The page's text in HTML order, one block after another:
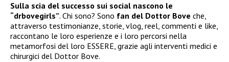
Sulla scia del successo sui social nascono le
“drbovegirls”. Chi sono? Sono fan del Dottor Bove che,
attraverso testimonianze, storie, vlog, reel, commenti e like,
raccontano le loro esperienze e i loro percorsi nella
metamorfosi del loro ESSERE, grazie agli interventi medici e
chirurgici del Dottor Bove.